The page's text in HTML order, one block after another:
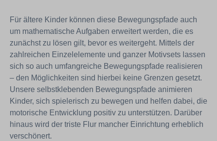
Für ältere Kinder können diese Bewegungspfade auch
um mathematische Aufgaben erweitert werden, die es
zunächst zu lösen gilt, bevor es weitergeht. Mittels der
zahlreichen Einzelelemente und ganzer Motivsets lassen
sich so auch umfangreiche Bewegungspfade realisieren
– den Möglichkeiten sind hierbei keine Grenzen gesetzt.
Unsere selbstklebenden Bewegungspfade animieren
Kinder, sich spielerisch zu bewegen und helfen dabei, die
motorische Entwicklung positiv zu unterstützen. Darüber
hinaus wird der triste Flur mancher Einrichtung erheblich
verschönert.